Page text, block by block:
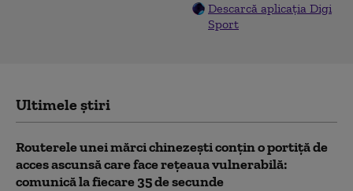
Descarcă aplicația Digi
Sport
Ultimele știri
Routerele unei mărci chinezești conțin o portiță de
acces ascunsă care face rețeaua vulnerabilă:
comunică la fiecare 35 de secunde